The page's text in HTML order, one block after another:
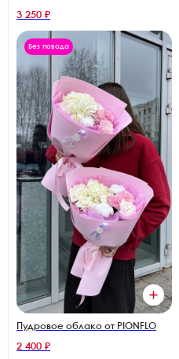
3 250 ₽
Без повода
Пудровое облако от PIONFLO
2 400 ₽